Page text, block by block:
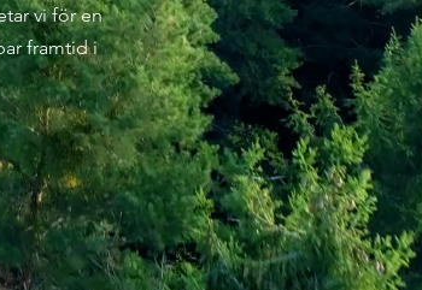
vi för en
framtid i